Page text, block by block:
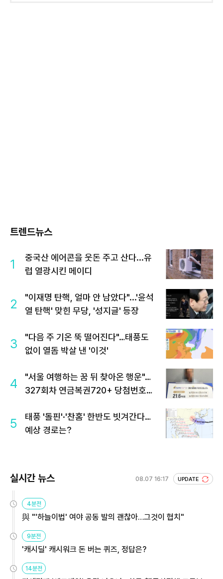
트렌드뉴스
1
중국산 에어콘을 웃돈 주고 산다...유
럽 열광시킨 메이디
2
"이재명 탄핵, 얼마 안 남았다"...'윤석
열 탄핵' 맞힌 무당, '성지글' 등장
3
"다음 주 기온 뚝 떨어진다"…태풍도
없이 열돔 박살 낸 '이것'
4
"서울 여행하는 꿈 뒤 찾아온 행운"…
327회차 연금복권720+ 당첨번호조
5
태풍 '돌핀'·'찬홈' 한반도 빗겨간다…
예상 경로는?
실시간 뉴스 08.07 16:17 UPDATE
4분전
與 "'하늘이법' 여야 공동 발의 괜찮아…그것이 협치"
9분전
'캐시딜' 캐시워크 돈 버는 퀴즈, 정답은?
14분전